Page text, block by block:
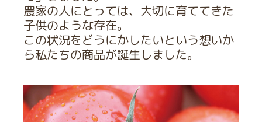
農家の人にとっては、大切に育ててきた
子供のような存在。
この状況をどうにかしたいという想いか
ら私たちの商品が誕生しました。